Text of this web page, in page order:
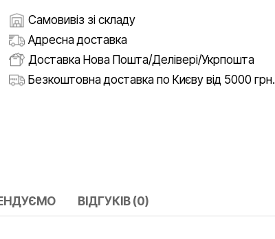
Самовивіз зі складу
Адресна доставка
Доставка Нова Пошта/Делівері/Укрпошта
Безкоштовна доставка по Києву від 5000 грн.
ВІДГУКІВ (0)